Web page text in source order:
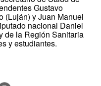
Gustavo
(Luján) y Juan Manuel
nacional Daniel
de la Región Sanitaria
y estudiantes.